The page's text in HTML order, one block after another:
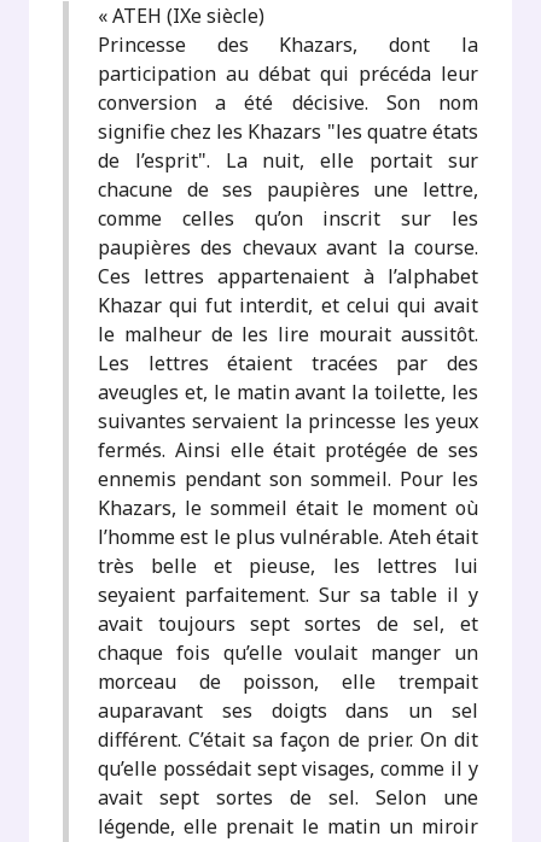
« ATEH (IXe siècle)
Princesse des Khazars, dont la
participation au débat qui précéda leur
conversion a été décisive. Son nom
signifie chez les Khazars "les quatre états
de l’esprit". La nuit, elle portait sur
chacune de ses paupières une lettre,
comme celles qu’on inscrit sur les
paupières des chevaux avant la course.
Ces lettres appartenaient à l’alphabet
Khazar qui fut interdit, et celui qui avait
le malheur de les lire mourait aussitôt.
Les lettres étaient tracées par des
aveugles et, le matin avant la toilette, les
suivantes servaient la princesse les yeux
fermés. Ainsi elle était protégée de ses
ennemis pendant son sommeil. Pour les
Khazars, le sommeil était le moment où
l’homme est le plus vulnérable. Ateh était
très belle et pieuse, les lettres lui
seyaient parfaitement. Sur sa table il y
avait toujours sept sortes de sel, et
chaque fois qu’elle voulait manger un
morceau de poisson, elle trempait
auparavant ses doigts dans un sel
différent. C’était sa façon de prier. On dit
qu’elle possédait sept visages, comme il y
avait sept sortes de sel. Selon une
légende, elle prenait le matin un miroir